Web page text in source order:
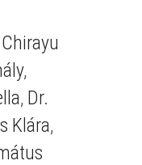
Chirayu
,
, Dr.
Klára,